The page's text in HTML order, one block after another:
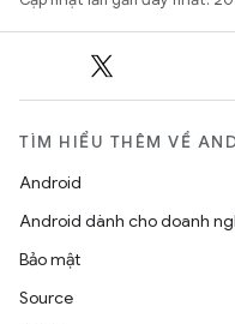
TÌM HIỂU THÊM VỀ
Android
Android dành cho doanh
Bảo mật
Source